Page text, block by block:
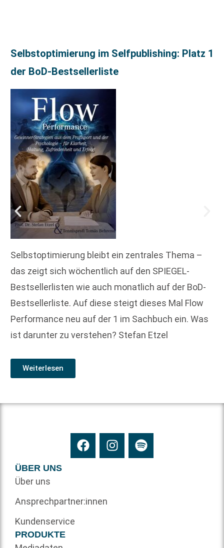
Selbstoptimierung im Selfpublishing: Platz 1
der BoD-Bestsellerliste
Selbstoptimierung bleibt ein zentrales Thema –
das zeigt sich wöchentlich auf den SPIEGEL-
Bestsellerlisten wie auch monatlich auf der BoD-
Bestsellerliste. Auf diese steigt dieses Mal Flow
Performance neu auf der 1 im Sachbuch ein. Was
ist darunter zu verstehen? Stefan Etzel
Weiterlesen
ÜBER UNS
Über uns
Ansprechpartner:innen
Kundenservice
PRODUKTE